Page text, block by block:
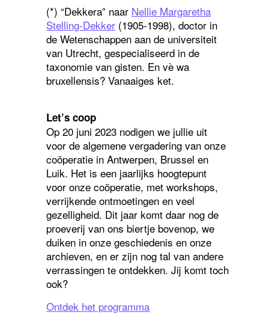
(*) “Dekkera” naar Nellie Margaretha
Stelling-Dekker (1905-1998), doctor in
de Wetenschappen aan de universiteit
van Utrecht, gespecialiseerd in de
taxonomie van gisten. En vè wa
bruxellensis? Vanaaiges ket.
Let’s coop
Op 20 juni 2023 nodigen we jullie uit
voor de algemene vergadering van onze
coöperatie in Antwerpen, Brussel en
Luik. Het is een jaarlijks hoogtepunt
voor onze coöperatie, met workshops,
verrijkende ontmoetingen en veel
gezelligheid. Dit jaar komt daar nog de
proeverij van ons biertje bovenop, we
duiken in onze geschiedenis en onze
archieven, en er zijn nog tal van andere
verrassingen te ontdekken. Jij komt toch
ook?
Ontdek het programma